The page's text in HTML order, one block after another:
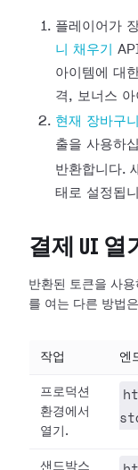
플레이어가
니 채우기
아이템에 대
격, 보너스
현재 장바구
출을 사용하
반환합니다.
태로 설정됩
결제 UI 열
반환된 토큰을 사
를 여는 다른 방법은
작업 엔
프로덕션
환경에서
열기.
샌드박스